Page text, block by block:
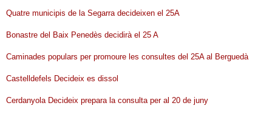
Quatre municipis de la Segarra decideixen el 25A
Bonastre del Baix Penedès decidirà el 25 A
Caminades populars per promoure les consultes del 25A al Berguedà
Castelldefels Decideix es dissol
Cerdanyola Decideix prepara la consulta per al 20 de juny